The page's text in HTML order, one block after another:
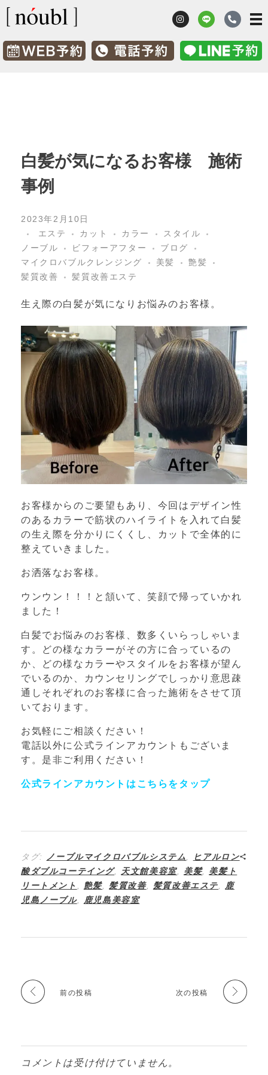
白髪が気になるお客様 施術
事例
2023年2月10日
エステ
カット カラー
スタイル
ノーブル
ビフォーアフター
ブログ
マイクロバブルクレンジング
美髪
艶髪
髪質改善
髪質改善エステ
生え際の白髪が気になりお悩みのお客様。
お客様からのご要望もあり、今回はデザイン性
のあるカラーで筋状のハイライトを入れて白髪
の生え際を分かりにくくし、カットで全体的に
整えていきました。
お洒落なお客様。
ウンウン！！！と頷いて、笑顔で帰っていかれ
ました！
白髪でお悩みのお客様、数多くいらっしゃいま
す。どの様なカラーがその方に合っているの
か、どの様なカラーやスタイルをお客様が望ん
でいるのか、カウンセリングでしっかり意思疎
通しそれぞれのお客様に合った施術をさせて頂
いております。
お気軽にご相談ください！
電話以外に公式ラインアカウントもございま
す。是非ご利用ください！
公式ラインアカウントはこちらをタップ
タグ: ノーブルマイクロバブルシステム
ヒアルロン
酸ダブルコーテイング, 天文館美容室, 美髪, 美髪ト
リートメント
艶髪 髪質改善, 髪質改善エステ
鹿
児島ノーブル, 鹿児島美容室
前の投稿 次の投稿
コメントは受け付けていません。